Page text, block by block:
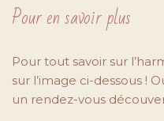
Pour en savoir plus
Pour tout savoir sur
sur l’image ci-dessous !
un rendez-vous